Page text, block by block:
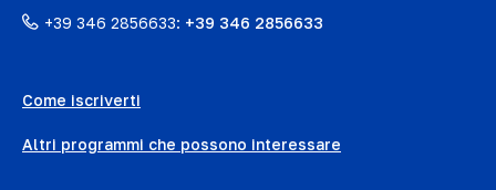
+39 346 2856633: +39 346 2856633
Come iscriverti
Altri programmi che possono interessare